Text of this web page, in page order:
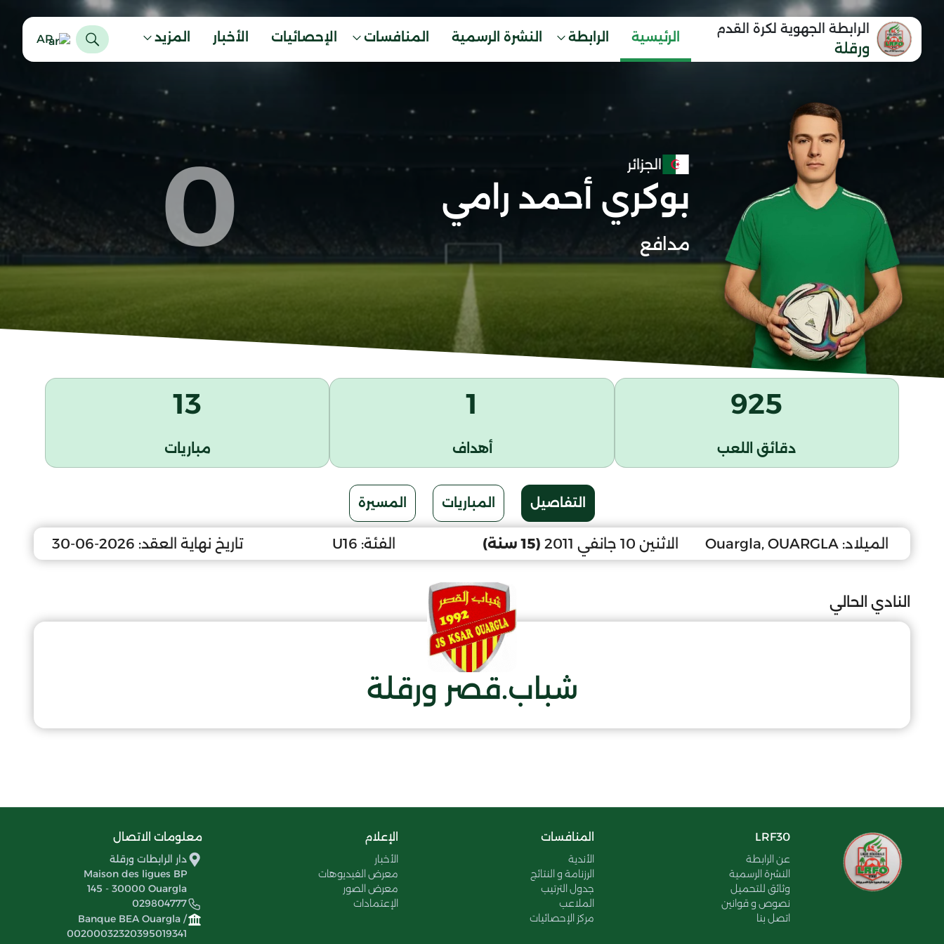
الرابطة الجهوية لكرة القدم
ورقلة
الرئيسية الرابطة النشرة الرسمية المنافسات الإحصائيات الأخبار المزيد AR
الجزائر
بوكري أحمد رامي
مدافع 0
925
دقائق اللعب
1
أهداف
13
مباريات
التفاصيل المباريات المسيرة
الميلاد: Ouargla, OUARGLA الاثنين 10 جانفي 2011 (15 سنة) الفئة: U16 تاريخ نهاية العقد: 2026-06-30
النادي الحالي
شباب.قصر ورقلة
LRF30
عن الرابطة
النشرة الرسمية
وثائق للتحميل
نصوص و قوانين
اتصل بنا
المنافسات
الأندية
الرزنامة و النتائج
جدول الترتيب
الملاعب
مركز الإحصائيات
الإعلام
الأخبار
معرض الفيديوهات
معرض الصور
الإعتمادات
معلومات الاتصال
دار الرابطات ورقلة
Maison des ligues BP
145 - 30000 Ouargla
029804777
Banque BEA Ouargla /
00200032320395019341